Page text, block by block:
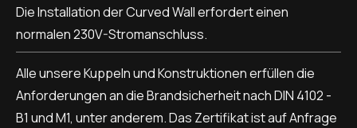
Die Installation der Curved Wall erfordert einen
normalen 230V-Stromanschluss.
Alle unsere Kuppeln und Konstruktionen erfüllen die
Anforderungen an die Brandsicherheit nach DIN 4102 -
B1 und M1, unter anderem. Das Zertifikat ist auf Anfrage